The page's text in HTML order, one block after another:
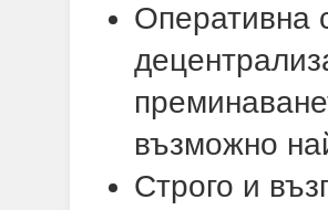
Оперативна
възможно
Строго и